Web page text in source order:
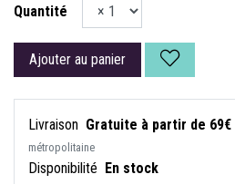
Quantité
Ajouter au panier
Livraison Gratuite à partir de 69€
métropolitaine
Disponibilité En stock